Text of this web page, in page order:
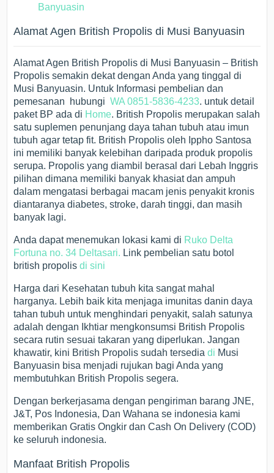
Banyuasin
Alamat Agen British Propolis di Musi Banyuasin
Alamat Agen British Propolis di Musi Banyuasin – British
Propolis semakin dekat dengan Anda yang tinggal di
Musi Banyuasin. Untuk Informasi pembelian dan
pemesanan hubungiWA 0851-5836-4233. untuk detail
paket BP ada di Home. British Propolis merupakan salah
satu suplemen penunjang daya tahan tubuh atau imun
tubuh agar tetap fit. British Propolis oleh Ippho Santosa
ini memiliki banyak kelebihan daripada produk propolis
serupa. Propolis yang diambil berasal dari Lebah Inggris
pilihan dimana memiliki banyak khasiat dan ampuh
dalam mengatasi berbagai macam jenis penyakit kronis
diantaranya diabetes, stroke, darah tinggi, dan masih
banyak lagi.
Anda dapat menemukan lokasi kami di Ruko Delta
Fortuna no. 34 Deltasari. Link pembelian satu botol
british propolisdi sini
Harga dari Kesehatan tubuh kita sangat mahal
harganya. Lebih baik kita menjaga imunitas danin daya
tahan tubuh untuk menghindari penyakit, salah satunya
adalah dengan Ikhtiar mengkonsumsi British Propolis
secara rutin sesuai takaran yang diperlukan. Jangan
khawatir, kini British Propolis sudah tersediadi Musi
Banyuasin bisa menjadi rujukan bagi Anda yang
membutuhkan British Propolis segera.
Dengan berkerjasama dengan pengiriman barang JNE,
J&T, Pos Indonesia, Dan Wahana se indonesia kami
memberikan Gratis Ongkir dan Cash On Delivery (COD)
ke seluruh indonesia.
Manfaat British Propolis